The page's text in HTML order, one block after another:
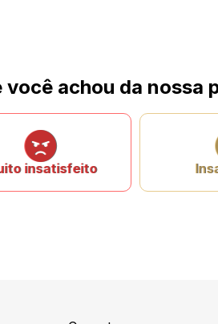
você achou da nossa
insatisfeito